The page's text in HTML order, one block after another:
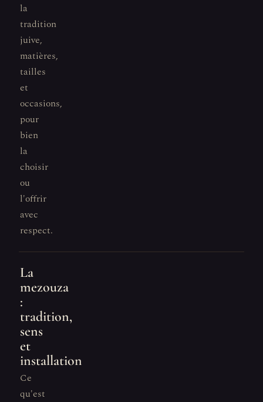
la
tradition
juive,
matières,
tailles
et
occasions,
pour
bien
la
choisir
ou
l'offrir
avec
respect.
La
mezouza
:
tradition,
sens
et
installation
Ce
qu'est